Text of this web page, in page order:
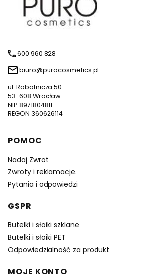
600 960 828
biuro@purocosmetics.pl
ul. Robotnicza 50
53-608 Wrocław
NIP 8971804811
REGON 360626114
Linki w stopce
POMOC
Nadaj Zwrot
Zwroty i reklamacje.
Pytania i odpowiedzi
GSPR
Butelki i słoiki szklane
Butelki i słoiki PET
Odpowiedzialność za produkt
MOJE KONTO